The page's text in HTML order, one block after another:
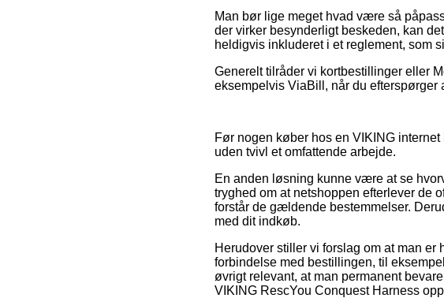
Man bør lige meget hvad være så
der virker besynderligt beskeden, kan
heldigvis inkluderet i et reglement, som
Generelt tilråder vi kortbestillinger eller
eksempelvis ViaBill, når du
Før nogen køber hos en VIKING
uden tvivl et omfattende arbejde.
En anden løsning kunne være at se
tryghed om at netshoppen efterlever de
forstår de gældende bestemmelser.
med dit indkøb.
Herudover stiller vi forslag om at man
forbindelse med bestillingen, til
øvrigt relevant, at man permanent
VIKING RescYou Conquest Harness